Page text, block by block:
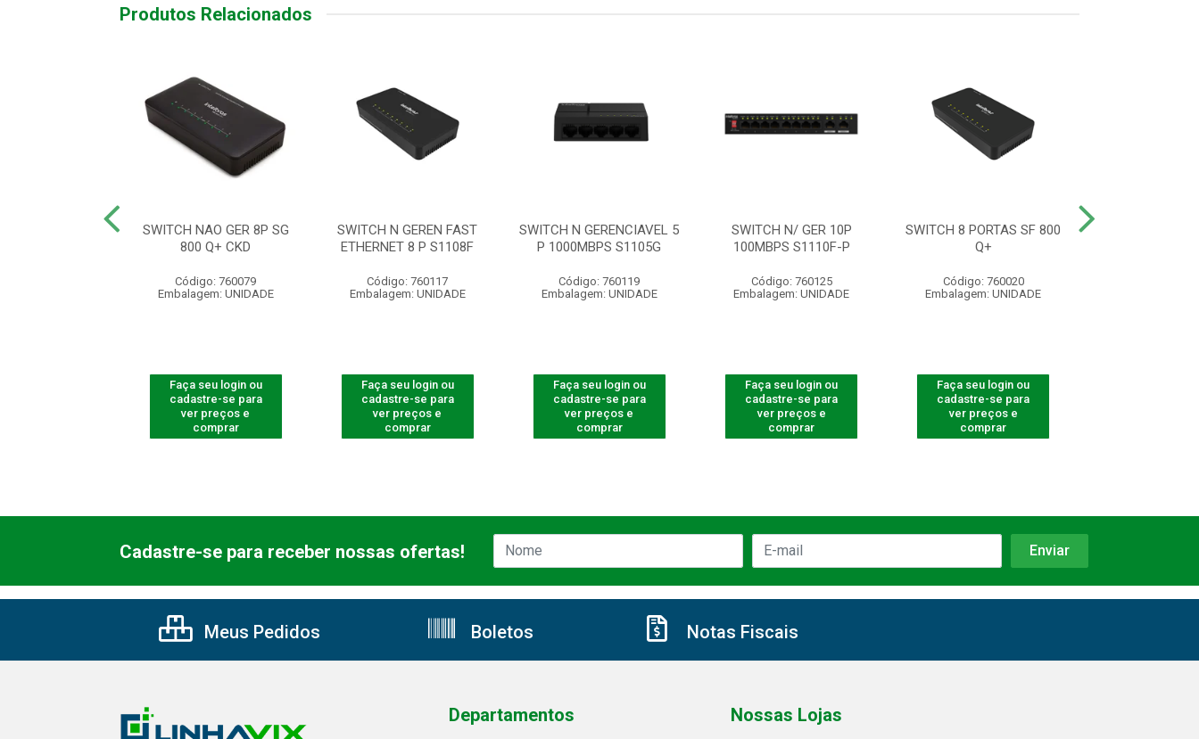
Produtos Relacionados
SWITCH NAO GER 8P SG
800 Q+ CKD
Código: 760079
Embalagem: UNIDADE
Faça seu login ou
cadastre-se para
ver preços e
comprar
SWITCH N GEREN FAST
ETHERNET 8 P S1108F
Código: 760117
Embalagem: UNIDADE
Faça seu login ou
cadastre-se para
ver preços e
comprar
SWITCH N GERENCIAVEL 5
P 1000MBPS S1105G
Código: 760119
Embalagem: UNIDADE
Faça seu login ou
cadastre-se para
ver preços e
comprar
SWITCH N/ GER 10P
100MBPS S1110F-P
Código: 760125
Embalagem: UNIDADE
Faça seu login ou
cadastre-se para
ver preços e
comprar
SWITCH 8 PORTAS SF 800
Q+
Código: 760020
Embalagem: UNIDADE
Faça seu login ou
cadastre-se para
ver preços e
comprar
Cadastre-se para receber nossas ofertas!
Meus Pedidos Boletos Notas Fiscais
Departamentos Nossas Lojas